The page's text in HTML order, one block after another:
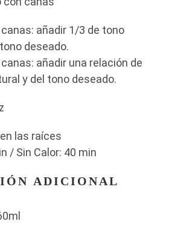
canas: añadir 1/3 de tono
deseado.
canas: añadir una relación de
y del tono deseado.
las raíces
/ Sin Calor: 40 min
ADICIONAL